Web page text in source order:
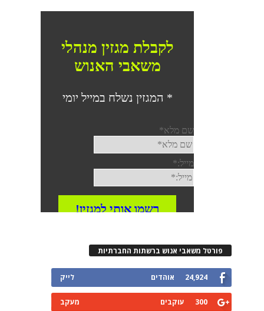
פורטל משאבי אנוש ברשתות החברתיות
24,924 אוהדים לייק
300 עוקבים מעקב